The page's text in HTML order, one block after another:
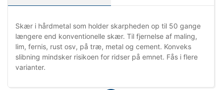
Skær i hårdmetal som holder skarpheden op til 50 gange
længere end konventionelle skær. Til fjernelse af maling,
lim, fernis, rust osv, på træ, metal og cement. Konveks
slibning mindsker risikoen for ridser på emnet. Fås i flere
varianter.